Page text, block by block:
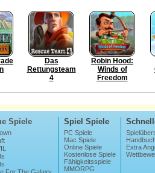
Das
Rettungsteam
4
Robin Hood:
Winds of
Freedom
Spiele Spiel Spiele
PC Spiele
Mac Spiele
Online Spiele
Kostenlose Spiele
Fähigkeitsspiele
MMORPG
Extra